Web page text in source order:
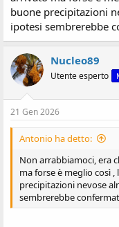
buone precipitazioni
ipotesi sembrerebbe
Nucleo89
Utente esperto
21 Gen 2026
Antonio ha detto:
Non arrabbiamoci, era
ma forse è meglio così
precipitazioni nevose
sembrerebbe